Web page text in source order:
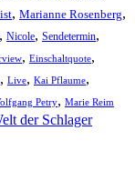
, Marianne Rosenberg,
, Nicole, Sendetermin,
, Einschaltquote,
, Live, Kai Pflaume,
Petry, Marie Reim